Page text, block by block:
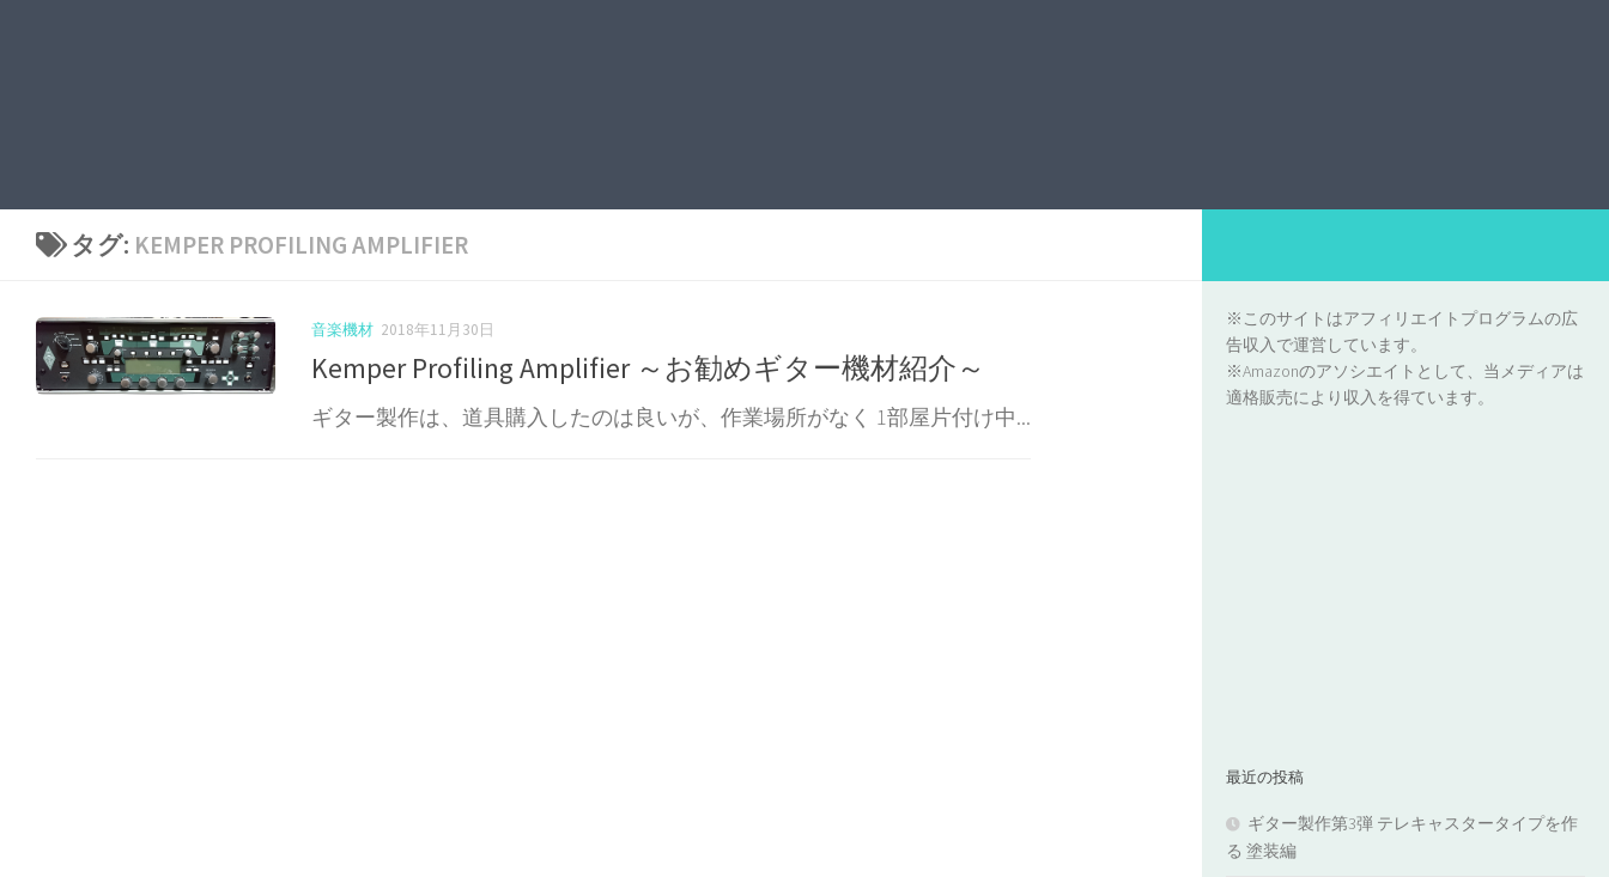
タグ: KEMPER PROFILING AMPLIFIER
音楽機材 2018年11月30日
Kemper Profiling Amplifier ～お勧めギター機材紹介～
ギター製作は、道具購入したのは良いが、作業場所がなく 1部屋片付け中...
※このサイトはアフィリエイトプログラムの広
告収入で運営しています。
※Amazonのアソシエイトとして、当メディアは
適格販売により収入を得ています。
最近の投稿
ギター製作第3弾 テレキャスタータイプを作
る 塗装編